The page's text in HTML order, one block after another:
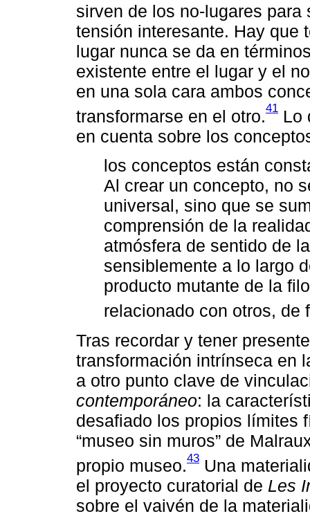
sirven de los no-lugares para
tensión interesante. Hay que
lugar nunca se da en
existente entre el lugar y el
en una sola cara ambos
transformarse en el otro.41 Lo
en cuenta sobre los
los conceptos están
Al crear un concepto, no
universal, sino que se
comprensión de la
atmósfera de sentido de
sensiblemente a lo largo
producto mutante de la
relacionado con otros, de
Tras recordar y tener
transformación intrínseca en
a otro punto clave de
contemporáneo: la
desafiado los propios límites
“museo sin muros” de
propio museo.43 Una
el proyecto curatorial de Les
sobre el vaivén de la